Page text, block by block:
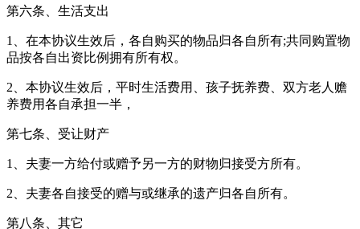
第六条、生活支出
1、在本协议生效后，各自购买的物品归各自所有;共同购置物
品按各自出资比例拥有所有权。
2、本协议生效后，平时生活费用、孩子抚养费、双方老人赡
养费用各自承担一半，
第七条、受让财产
1、夫妻一方给付或赠予另一方的财物归接受方所有。
2、夫妻各自接受的赠与或继承的遗产归各自所有。
第八条、其它